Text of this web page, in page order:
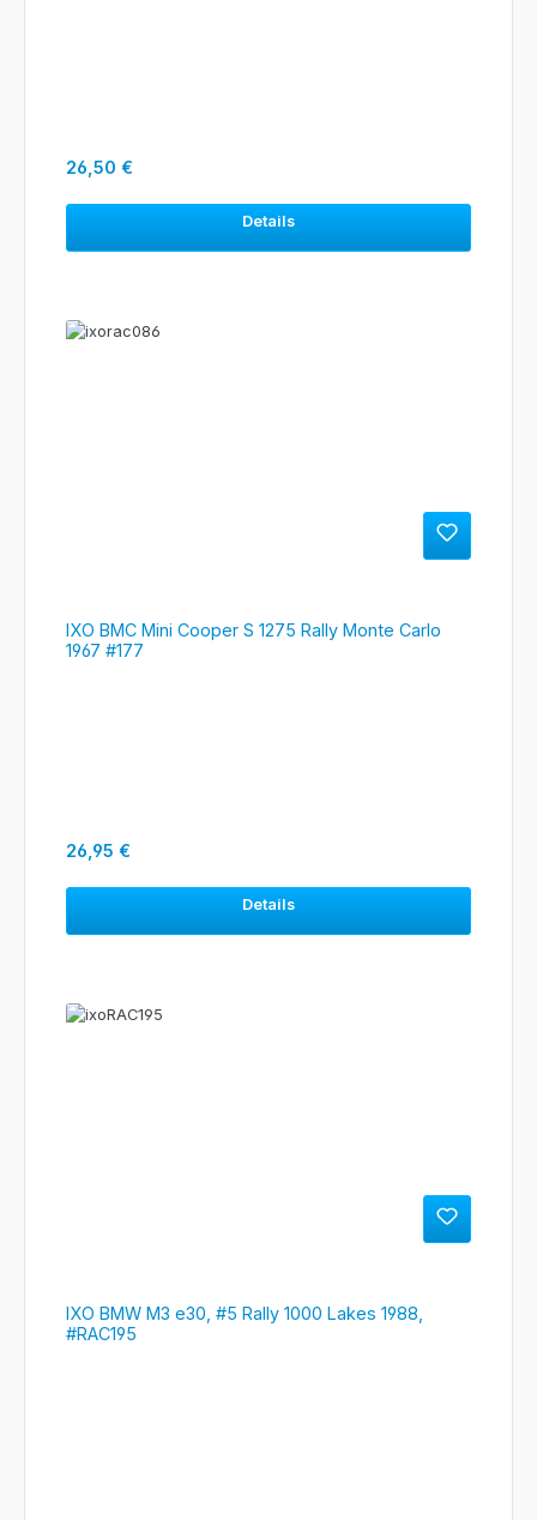
Regulärer Preis:
26,50 €
Details
IXO BMC Mini Cooper S 1275 Rally Monte Carlo
1967 #177
Regulärer Preis:
26,95 €
Details
IXO BMW M3 e30, #5 Rally 1000 Lakes 1988,
#RAC195